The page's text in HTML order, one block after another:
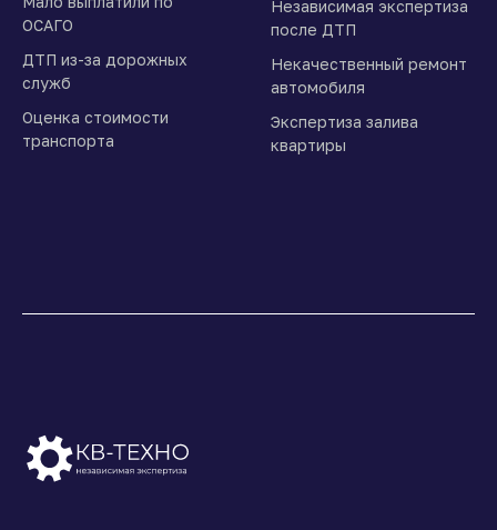
ОСАГО
ДТП из-за дорожных
служб
Оценка стоимости
транспорта
Независимая экспертиза
после ДТП
Некачественный ремонт
автомобиля
Экспертиза залива
квартиры